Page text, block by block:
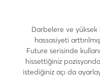
Darbelere ve yüksek
hassasiyeti
Future serisinde
hissettiğiniz
istediğiniz açı da